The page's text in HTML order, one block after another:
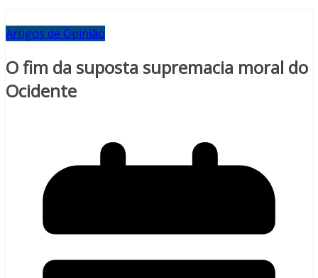
Artigos de Opinião
O fim da suposta supremacia moral do
Ocidente